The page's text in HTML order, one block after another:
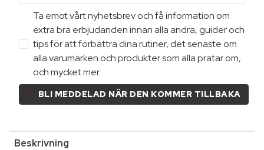
Ta emot vårt nyhetsbrev och få information om
extra bra erbjudanden innan alla andra, guider och
tips för att förbättra dina rutiner, det senaste om
alla varumärken och produkter som alla pratar om,
och mycket mer.
BLI MEDDELAD NÄR DEN KOMMER TILLBAKA
Beskrivning